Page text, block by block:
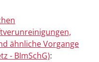
ähnliche Vorgange
- BImSchG):